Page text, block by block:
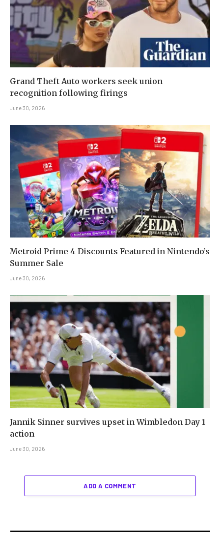
Grand Theft Auto workers seek union
recognition following firings
June 30, 2026
Metroid Prime 4 Discounts Featured in Nintendo’s
Summer Sale
June 30, 2026
Jannik Sinner survives upset in Wimbledon Day 1
action
June 30, 2026
ADD A COMMENT